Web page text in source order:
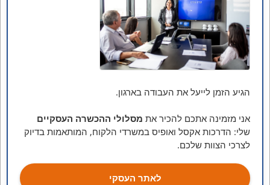
הגיע הזמן לייעל את העבודה בארגון.
אני מזמינה אתכם להכיר את מסלולי ההכשרה העסקיים
שלי: הדרכות אקסל ואופיס במשרדי הלקוח, המותאמות בדיוק
לצרכי הצוות שלכם.
לאתר העסקי